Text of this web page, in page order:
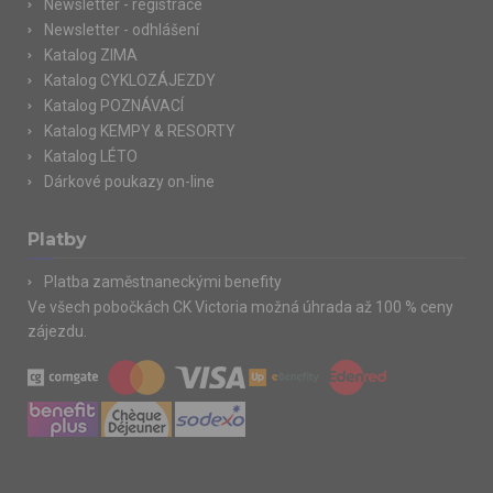
Newsletter - registrace
Newsletter - odhlášení
Katalog ZIMA
Katalog CYKLOZÁJEZDY
Katalog POZNÁVACÍ
Katalog KEMPY & RESORTY
Katalog LÉTO
Dárkové poukazy on-line
Platby
Platba zaměstnaneckými benefity
Ve všech pobočkách CK Victoria možná úhrada až 100 % ceny
zájezdu.